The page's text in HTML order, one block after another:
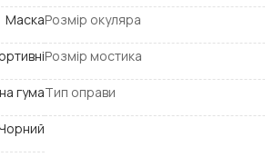
Маска
гума
Розмір окуляра
Розмір мостика
Тип оправи